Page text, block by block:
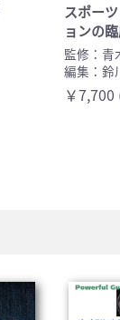
スポー
ョンの
監修：青
編集：鈴
￥7,700